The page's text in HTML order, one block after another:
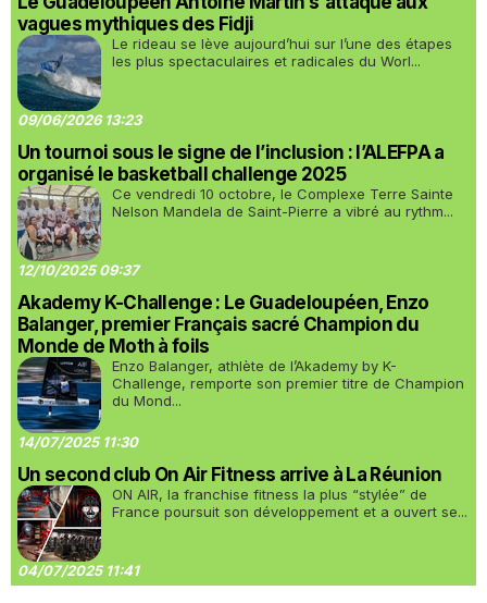
vagues mythiques des Fidji
Le rideau se lève aujourd’hui sur l’une des étapes
les plus spectaculaires et radicales du Worl...
09/06/2026 13:23
Un tournoi sous le signe de l’inclusion : l’ALEFPA a
organisé le basketball challenge 2025
Ce vendredi 10 octobre, le Complexe Terre Sainte
Nelson Mandela de Saint-Pierre a vibré au rythm...
12/10/2025 09:37
Akademy K-Challenge : Le Guadeloupéen, Enzo
Balanger, premier Français sacré Champion du
Monde de Moth à foils
Enzo Balanger, athlète de l’Akademy by K-
Challenge, remporte son premier titre de Champion
du Mond...
14/07/2025 11:30
Un second club On Air Fitness arrive à La Réunion
ON AIR, la franchise fitness la plus “stylée” de
France poursuit son développement et a ouvert se...
04/07/2025 11:41